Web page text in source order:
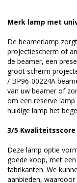
Merk lamp met
De beamerlamp
projectiescherm of
de beamer, een
groot scherm
/ BP96-00224A
van uw beamer of
om een reserve
huidige lamp het
3/5
Deze lamp optie
goede koop, met
fabrikanten. We
aanbieden,